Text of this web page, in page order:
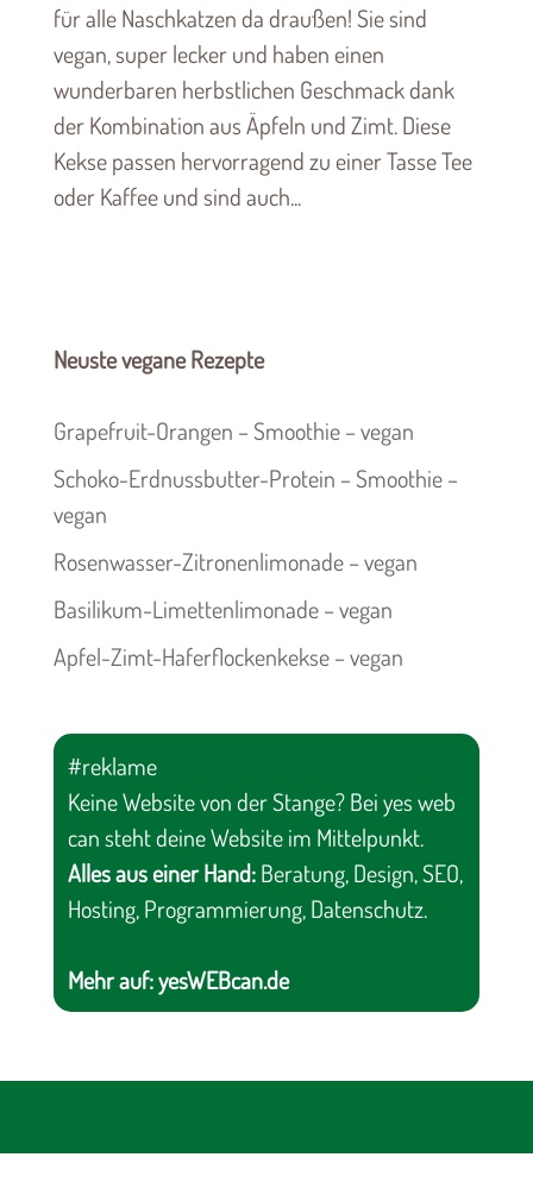
für alle Naschkatzen da draußen! Sie sind
vegan, super lecker und haben einen
wunderbaren herbstlichen Geschmack dank
der Kombination aus Äpfeln und Zimt. Diese
Kekse passen hervorragend zu einer Tasse Tee
oder Kaffee und sind auch...
Neuste vegane Rezepte
Grapefruit-Orangen – Smoothie – vegan
Schoko-Erdnussbutter-Protein – Smoothie –
vegan
Rosenwasser-Zitronenlimonade – vegan
Basilikum-Limettenlimonade – vegan
Apfel-Zimt-Haferflockenkekse – vegan
#reklame
Keine Website von der Stange? Bei yes web
can steht deine Website im Mittelpunkt.
Alles aus einer Hand:Beratung, Design, SEO,
Hosting, Programmierung, Datenschutz.
Mehr auf:yesWEBcan.de